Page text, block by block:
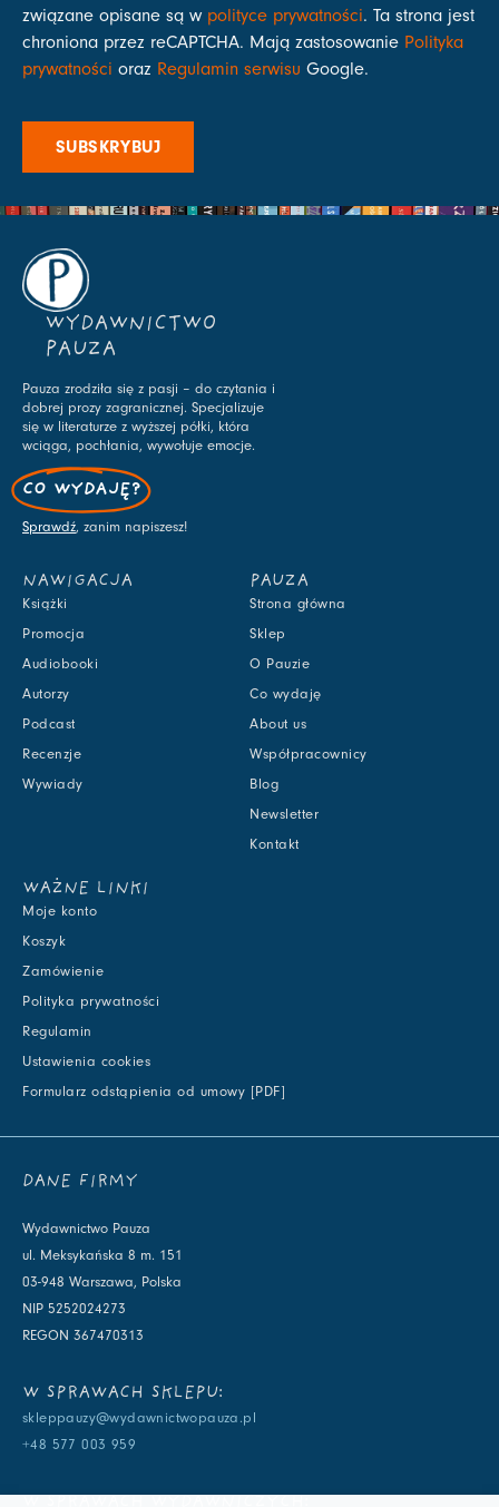
związane opisane są w polityce prywatności. Ta strona jest
chroniona przez reCAPTCHA. Mają zastosowanie Polityka
prywatności oraz Regulamin serwisu Google.
SUBSKRYBUJ
WYDAWNICTWO
PAUZA
Pauza zrodziła się z pasji – do czytania i
dobrej prozy zagranicznej. Specjalizuje
się w literaturze z wyższej półki, która
wciąga, pochłania, wywołuje emocje.
CO WYDAJĘ?
Sprawdź, zanim napiszesz!
NAWIGACJA
Książki
Promocja
Audiobooki
Autorzy
Podcast
Recenzje
Wywiady
PAUZA
Strona główna
Sklep
O Pauzie
Co wydaję
About us
Współpracownicy
Blog
Newsletter
Kontakt
WAŻNE LINKI
Moje konto
Koszyk
Zamówienie
Polityka prywatności
Regulamin
Ustawienia cookies
Formularz odstąpienia od umowy [PDF]
DANE FIRMY
Wydawnictwo Pauza
ul. Meksykańska 8 m. 151
03-948 Warszawa, Polska
NIP 5252024273
REGON 367470313
W SPRAWACH SKLEPU:
skleppauzy@wydawnictwopauza.pl
+48 577 003 959